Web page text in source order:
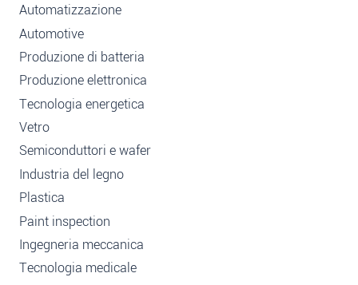
Automatizzazione
Automotive
Produzione di batteria
Produzione elettronica
Tecnologia energetica
Vetro
Semiconduttori e wafer
Industria del legno
Plastica
Paint inspection
Ingegneria meccanica
Tecnologia medicale